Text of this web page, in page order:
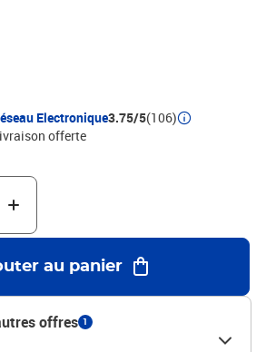
et accrocheur dans votre maison. Le
d’armoire HiFi est idéal pour afficher
ou à portée de main tous les articles
d’armoire stéréo est facile à nettoyer
: BlancMatériau : bois
est requisLa livraison contient :4 x
cm (l x P x H)2 x meuble TV : 30,5 x 30 x 30
Electronique3.75/5(106)
offerte
au panier
offres 1